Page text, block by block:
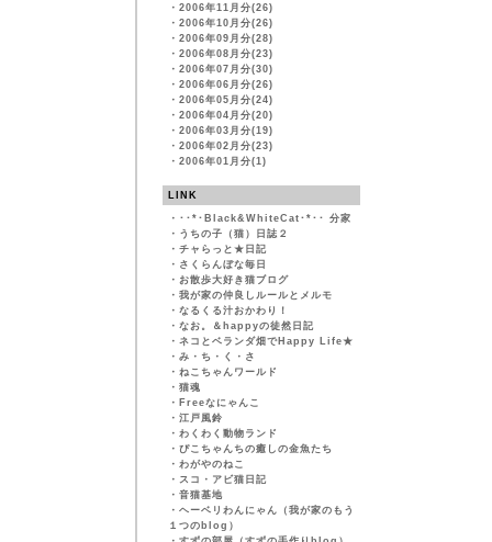
・ 2006年11月分(26)
・ 2006年10月分(26)
・ 2006年09月分(28)
・ 2006年08月分(23)
・ 2006年07月分(30)
・ 2006年06月分(26)
・ 2006年05月分(24)
・ 2006年04月分(20)
・ 2006年03月分(19)
・ 2006年02月分(23)
・ 2006年01月分(1)
LINK
・ ･･*･Black&WhiteCat･*･･ 分家
・ うちの子（猫）日誌２
・ チャらっと★日記
・ さくらんぼな毎日
・ お散歩大好き猫ブログ
・ 我が家の仲良しルールとメルモ
・ なるくる汁おかわり！
・ なお。＆happyの徒然日記
・ ネコとベランダ畑でHappy Life★
・ み・ち・く・さ
・ ねこちゃんワールド
・ 猫魂
・ Freeなにゃんこ
・ 江戸風鈴
・ わくわく動物ランド
・ ぴこちゃんちの癒しの金魚たち
・ わがやのねこ
・ スコ・アビ猫日記
・ 音猫基地
・ ヘーベリわんにゃん（我が家のもう
１つのblog）